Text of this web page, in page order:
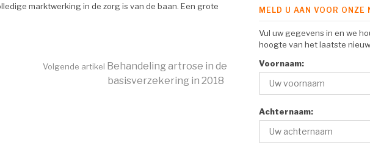
marktwerking in de zorg is van de baan. Een grote
Volgende artikel Behandeling artrose in de
basisverzekering in 2018
MELD U AAN VOOR ONZE
Vul uw gegevens in en we
hoogte van het laatste
Voornaam:
Achternaam: